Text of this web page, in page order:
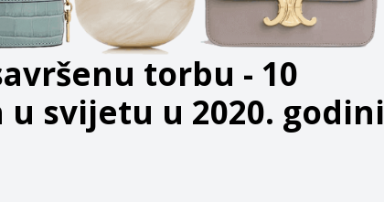
torbu - 10
svijetu u 2020. godini